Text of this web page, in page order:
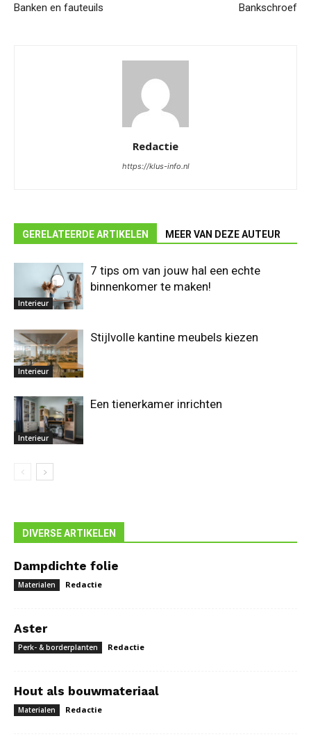
Banken en fauteuils Bankschroef
Redactie
https://klus-info.nl
GERELATEERDE ARTIKELEN MEER VAN DEZE AUTEUR
Interieur
7 tips om van jouw hal een echte
binnenkomer te maken!
Interieur
Stijlvolle kantine meubels kiezen
Interieur
Een tienerkamer inrichten
DIVERSE ARTIKELEN
Dampdichte folie
Materialen Redactie
Aster
Perk- & borderplanten Redactie
Hout als bouwmateriaal
Materialen Redactie